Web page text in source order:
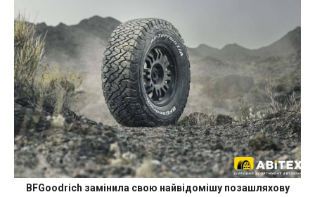
BFGoodrich замінила свою найвідомішу позашляхову